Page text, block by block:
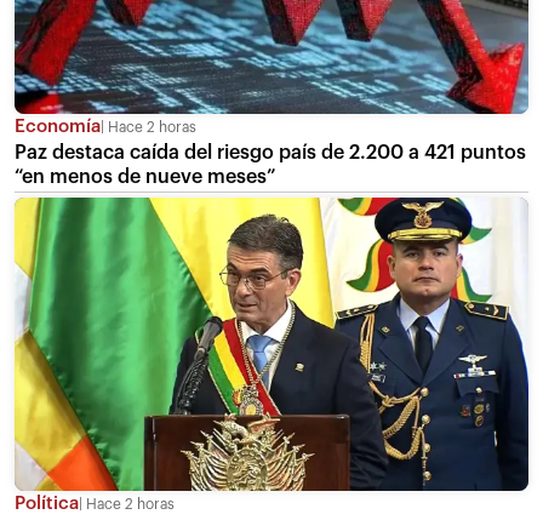
Economía Hace 2 horas
Paz destaca caída del riesgo país de 2.200 a 421 puntos
“en menos de nueve meses”
Política Hace 2 horas